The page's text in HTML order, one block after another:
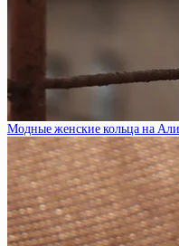
Модные женские кольца на